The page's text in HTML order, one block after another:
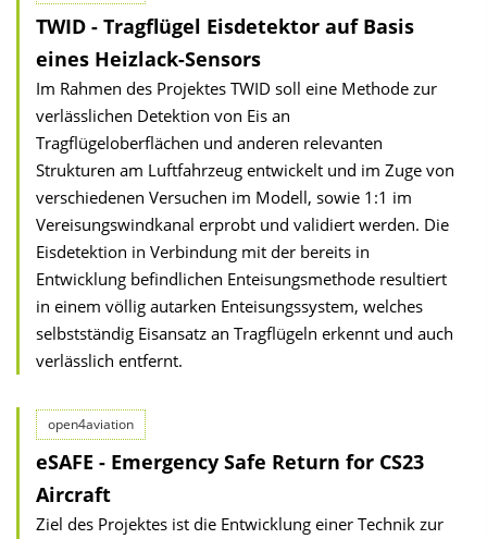
TWID - Tragflügel Eisdetektor auf Basis
eines Heizlack-Sensors
Im Rahmen des Projektes TWID soll eine Methode zur
verlässlichen Detektion von Eis an
Tragflügeloberflächen und anderen relevanten
Strukturen am Luftfahrzeug entwickelt und im Zuge von
verschiedenen Versuchen im Modell, sowie 1:1 im
Vereisungswindkanal erprobt und validiert werden. Die
Eisdetektion in Verbindung mit der bereits in
Entwicklung befindlichen Enteisungsmethode resultiert
in einem völlig autarken Enteisungssystem, welches
selbstständig Eisansatz an Tragflügeln erkennt und auch
verlässlich entfernt.
open4aviation
eSAFE - Emergency Safe Return for CS23
Aircraft
Ziel des Projektes ist die Entwicklung einer Technik zur